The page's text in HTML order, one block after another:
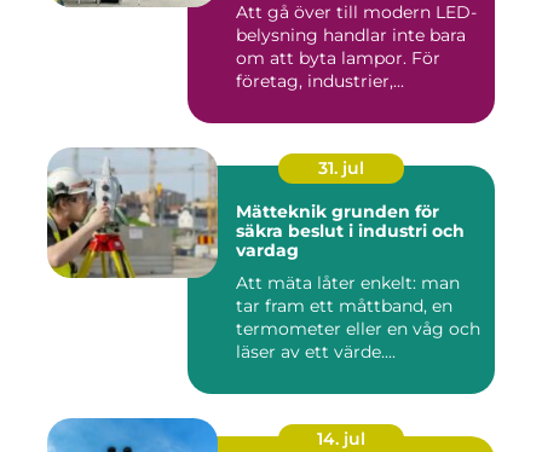
Att gå över till modern LED-
belysning handlar inte bara
om att byta lampor. För
företag, industrier,...
31. jul
Mätteknik grunden för
säkra beslut i industri och
vardag
Att mäta låter enkelt: man
tar fram ett måttband, en
termometer eller en våg och
läser av ett värde....
14. jul